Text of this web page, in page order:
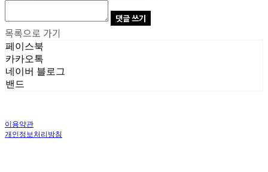
댓글 쓰기
목록으로 가기
페이스북
카카오톡
네이버 블로그
밴드
이용약관
개인정보처리방침